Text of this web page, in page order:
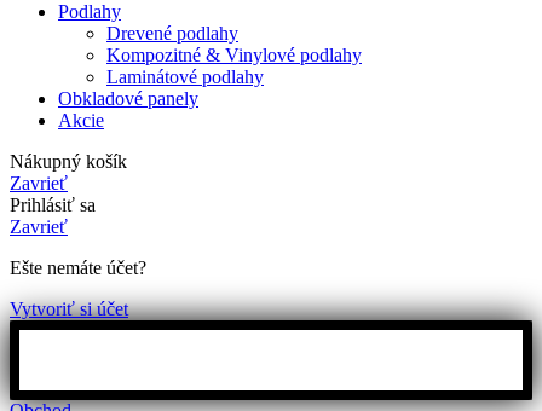
Podlahy
Drevené podlahy
Kompozitné & Vinylové podlahy
Laminátové podlahy
Obkladové panely
Akcie
Nákupný košík
Zavrieť
Prihlásiť sa
Zavrieť
Ešte nemáte účet?
Vytvoriť si účet